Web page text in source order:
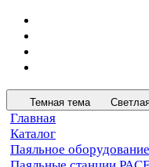
Темная тема
Главная
Каталог
Паяльное оборудование